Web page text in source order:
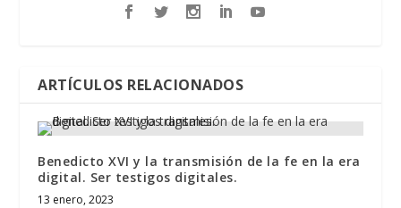
ARTÍCULOS RELACIONADOS
Benedicto XVI y la transmisión de la fe en la era
digital. Ser testigos digitales.
13 enero, 2023